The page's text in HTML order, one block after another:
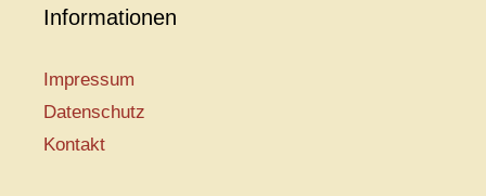
Informationen
Impressum
Datenschutz
Kontakt